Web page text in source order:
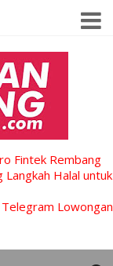
Fintek Rembang
Langkah Halal untuk
Lowongan